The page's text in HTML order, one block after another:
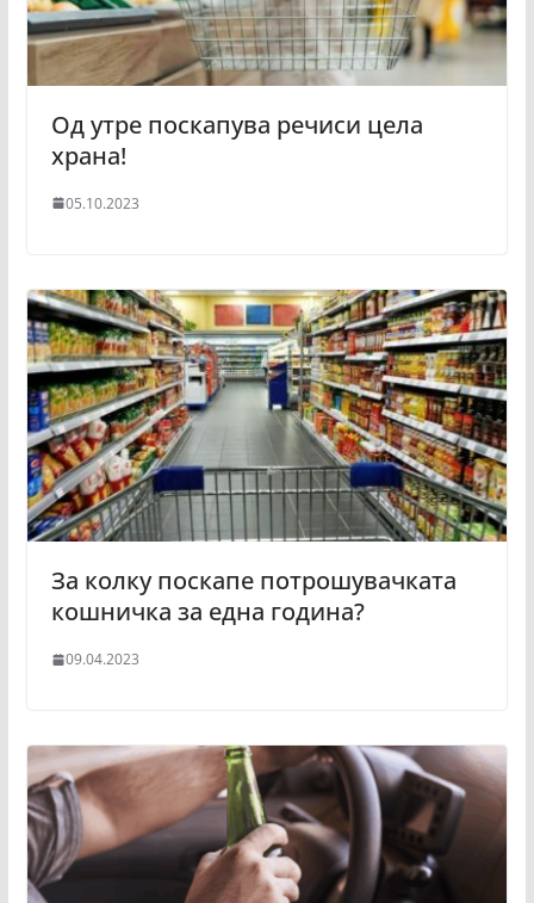
Од утре поскапува речиси цела
храна!
05.10.2023
За колку поскапе потрошувачката
кошничка за една година?
09.04.2023